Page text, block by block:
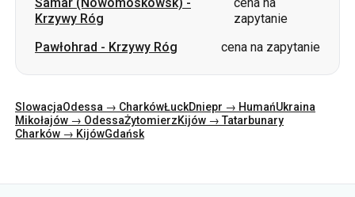
SlowacjaOdessa → Charków Dniepr → HumańUkraina
Charków → KijówGdańsk
Kategorie